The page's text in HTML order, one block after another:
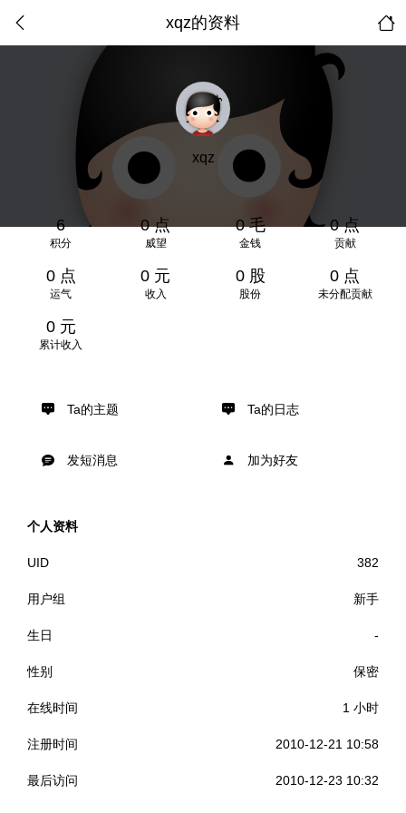
xqz的资料
xqz
6
积分
0 点
威望
0 毛
金钱
0 点
贡献
0 点
运气
0 元
收入
0 股
股份
0 点
未分配贡献
0 元
累计收入
Ta的主题 Ta的日志
发短消息 加为好友
个人资料
UID 382
用户组 新手
生日 -
性别 保密
在线时间 1 小时
注册时间 2010-12-21 10:58
最后访问 2010-12-23 10:32